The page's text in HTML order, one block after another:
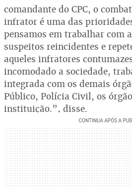
comandante do CPC, o
infrator é uma das
pensamos em trabalhar com
suspeitos reincidentes e
aqueles infratores
incomodado a sociedade,
integrada com os demais
Público, Polícia Civil, os
instituição.”, disse.